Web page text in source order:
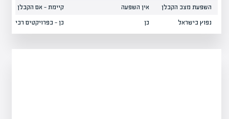
השפעת מצב הקבלן אין השפעה קיימת — אם הקבלן
נפוץ בישראל כן כן — בפרויקטים רבים